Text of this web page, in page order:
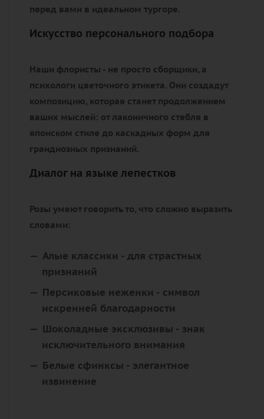
перед вами в идеальном тургоре.
Искусство персонального подбора
Наши флористы - не просто сборщики, а
психологи цветочного этикета. Они создадут
композицию, которая станет продолжением
ваших мыслей: от лаконичного стебля в
японском стиле до каскадных форм для
грандиозных признаний.
Диалог на языке лепестков
Розы умеют говорить то, что сложно выразить
словами:
Алые классики - для страстных
признаний
Персиковые неженки - символ
искренней благодарности
Шоколадные эксклюзивы - знак
исключительного внимания
Белые сфинксы - элегантное
извинение